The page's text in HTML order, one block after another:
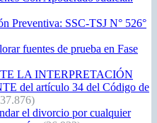
Preventiva: SSC-TSJ N° 526°
fuentes de prueba en Fase
LA INTERPRETACIÓN
del artículo 34 del Código de
el divorcio por cualquier